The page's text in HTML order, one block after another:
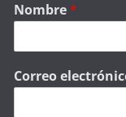
Nombre*
Correo